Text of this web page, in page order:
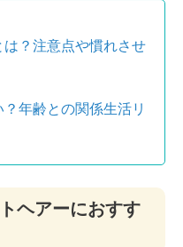
？注意点や慣れさせ
年齢との関係生活リ
ヘアーにおすす